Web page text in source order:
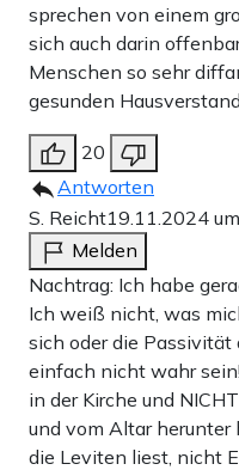
sprechen von einem
sich auch darin
Menschen so sehr
gesunden
20
Antworten
S. Reicht19.11.2024
Melden
Nachtrag: Ich habe
Ich weiß nicht, was
sich oder die
einfach nicht wahr
in der Kirche und
und vom Altar herunter
die Leviten liest, nicht